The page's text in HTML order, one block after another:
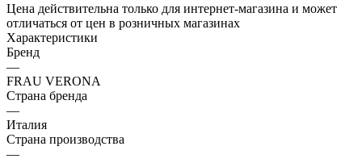
Цена действительна только для интернет-магазина и может
отличаться от цен в розничных магазинах
Характеристики
Бренд
—
FRAU VERONA
Страна бренда
—
Италия
Страна производства
—